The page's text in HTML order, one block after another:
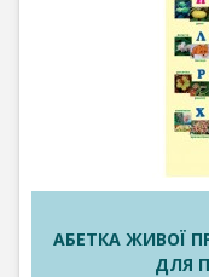
АБЕТКА ЖИВОЇ
ДЛЯ